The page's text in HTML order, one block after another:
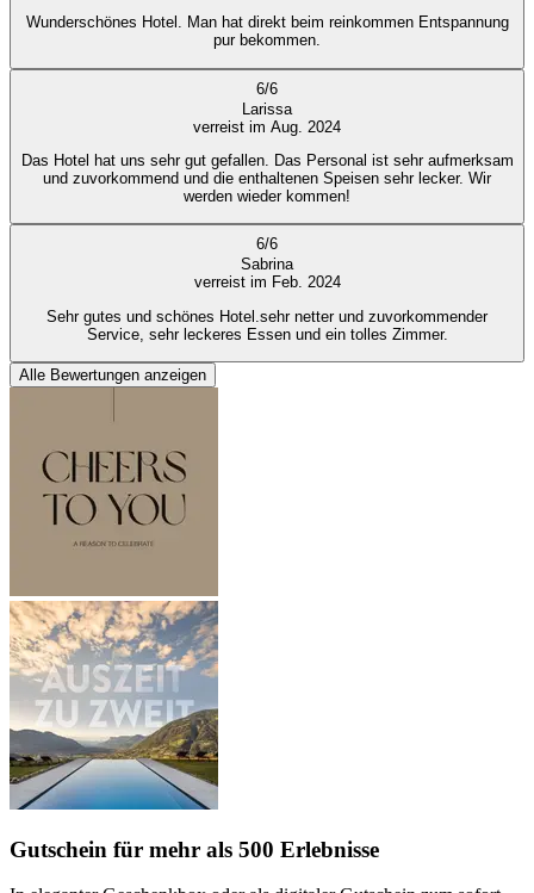
Wunderschönes Hotel. Man hat direkt beim reinkommen Entspannung
pur bekommen.
6/6
Larissa
verreist im Aug. 2024
Das Hotel hat uns sehr gut gefallen. Das Personal ist sehr aufmerksam
und zuvorkommend und die enthaltenen Speisen sehr lecker. Wir
werden wieder kommen!
6/6
Sabrina
verreist im Feb. 2024
Sehr gutes und schönes Hotel.sehr netter und zuvorkommender
Service, sehr leckeres Essen und ein tolles Zimmer.
Alle Bewertungen anzeigen
Gutschein für mehr als 500 Erlebnisse